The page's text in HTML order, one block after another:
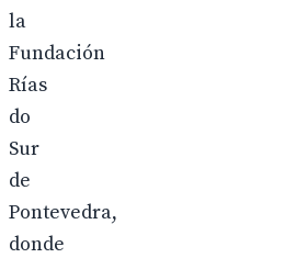
la
Fundación
Rías
do
Sur
de
Pontevedra,
donde